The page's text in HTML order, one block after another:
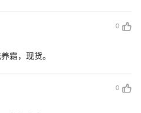
0
霜，现货。
0